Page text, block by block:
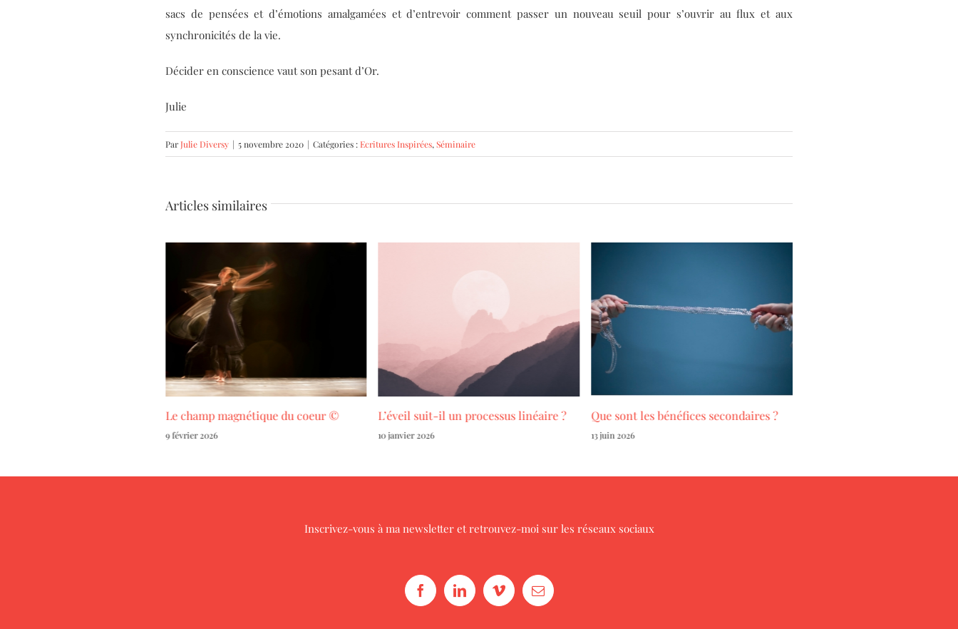
sacs de pensées et d’émotions amalgamées et d’entrevoir comment passer un nouveau seuil pour s’ouvrir au flux et aux
synchronicités de la vie.
Décider en conscience vaut son pesant d’Or.
Julie
ParJulie Diversy | 5 novembre 2020 | Catégories :Ecritures Inspirées, Séminaire
Articles similaires
Le champ magnétique du coeur ©
9 février 2026
L’éveil suit-il un processus linéaire ?
10 janvier 2026
Que sont les bénéfices secondaires ?
13 juin 2026
Inscrivez-vous à ma newsletteret retrouvez-moi sur les réseaux sociaux